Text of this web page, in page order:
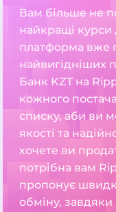
Вам більше не
найкращі
платформа вже
найвигідніших
Банк KZT на
кожного
списку, аби ви
якості та
хочете ви
потрібна вам
пропонує
обміну,